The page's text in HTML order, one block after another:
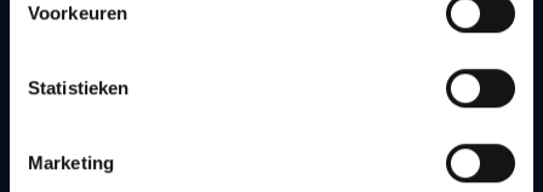
Voorkeuren
Statistieken
Marketing
Bereikbaarheid